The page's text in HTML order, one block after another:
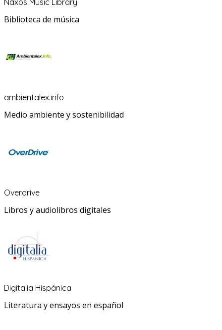
Naxos Music Library
Biblioteca de música
ambientalex.info
Medio ambiente y sostenibilidad
Overdrive
Libros y audiolibros digitales
Digitalia Hispánica
Literatura y ensayos en español